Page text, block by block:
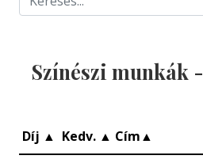
Színészi munkák -
Díj ▲ Kedv. ▲ Cím▲